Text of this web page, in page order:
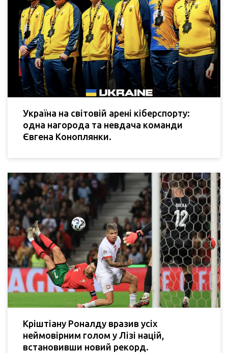
Україна на світовій арені кіберспорту:
одна нагорода та невдача команди
Євгена Коноплянки.
Кріштіану Роналду вразив усіх
неймовірним голом у Лізі націй,
встановивши новий рекорд.